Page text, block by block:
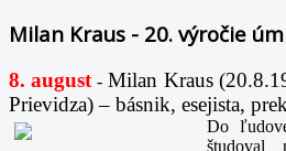
Milan Kraus - 20. výročie
8. august -Milan Kraus
Prievidza) – básnik, esejista,
Do
študoval